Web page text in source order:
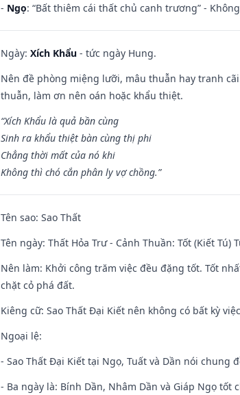
- Ngọ: “Bất thiêm cái thất chủ canh trương” -
Ngày: Xích Khẩu - tức ngày Hung.
Nên đề phòng miệng lưỡi, mâu thuẫn hay tranh
thuẫn, làm ơn nên oán hoặc khẩu thiệt.
“Xích Khẩu là quả bần cùng
Sinh ra khẩu thiệt bàn cùng thị phi
Chẳng thời mất của nó khi
Không thì chó cắn phân ly vợ chồng.”
Tên sao: Sao Thất
Tên ngày: Thất Hỏa Trư - Cảnh Thuần: Tốt (Kiết
Nên làm: Khởi công trăm việc đều đặng tốt. Tốt
chặt cỏ phá đất.
Kiêng cữ: Sao Thất Đại Kiết nên không có bất kỳ
Ngoại lệ:
- Sao Thất Đại Kiết tại Ngọ, Tuất và Dần nói
- Ba ngày là: Bính Dần, Nhâm Dần và Giáp Ngọ